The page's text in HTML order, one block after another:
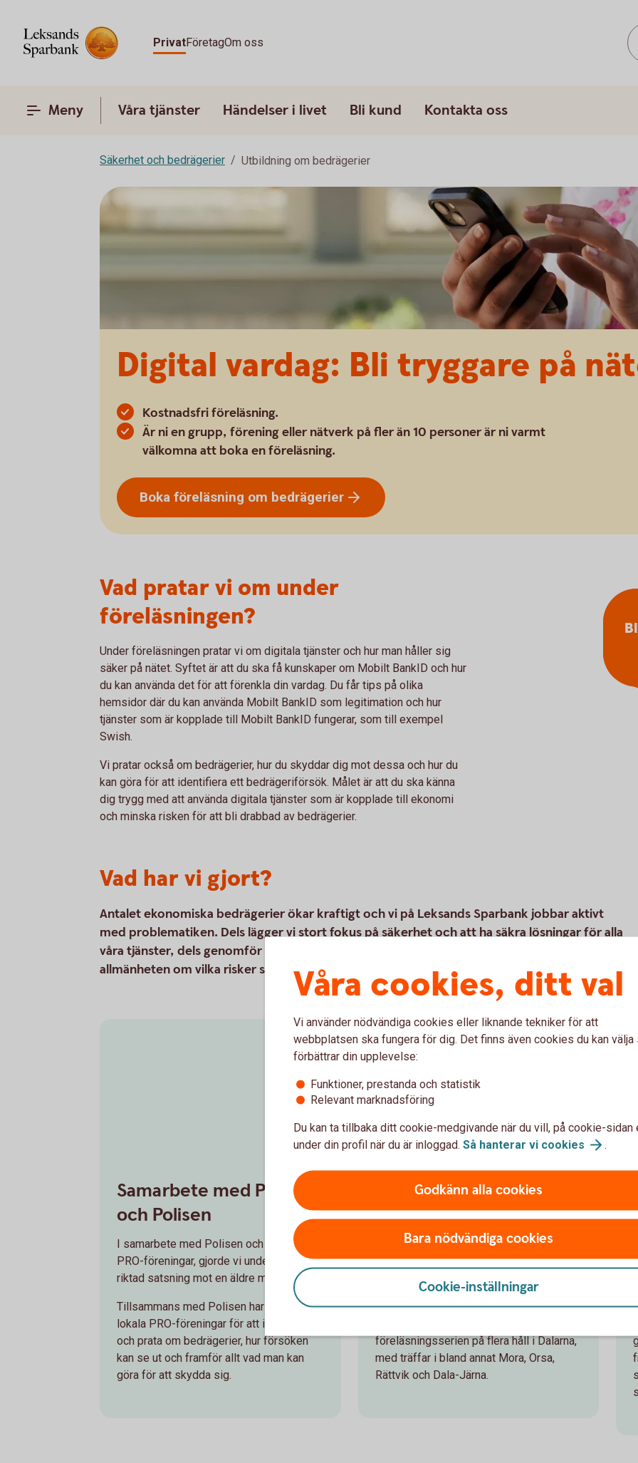
PrivatFöretagOm oss
Meny Våra tjänster Händelser i livet Bli kund Kontakta oss
Säkerhet och bedrägerier Utbildning om bedrägerier
Digital vardag: Bli tryggare på
Kostnadsfri föreläsning.
Är ni en grupp, förening eller nätverk på fler än 10 personer är ni varmt
välkomna att boka en föreläsning.
Boka föreläsning om bedrägerier
Vad pratar vi om under
föreläsningen?
Under föreläsningen pratar vi om digitala tjänster och hur man håller sig
säker på nätet. Syftet är att du ska få kunskaper om Mobilt BankID och hur
du kan använda det för att förenkla din vardag. Du får tips på olika
hemsidor där du kan använda Mobilt BankID som legitimation och hur
tjänster som är kopplade till Mobilt BankID fungerar, som till exempel
Swish.
Vi pratar också om bedrägerier, hur du skyddar dig mot dessa och hur du
kan göra för att identifiera ett bedrägeriförsök. Målet är att du ska känna
dig trygg med att använda digitala tjänster som är kopplade till ekonomi
och minska risken för att bli drabbad av bedrägerier.
Vad har vi gjort?
Antalet ekonomiska bedrägerier ökar kraftigt och vi på Leksands Sparbank jobbar aktivt
med problematiken. Dels lägger vi stort fokus på säkerhet och att ha säkra lösningar för alla
våra tjänster, dels genomför vi olika aktiviteter för att öka kunskap och medvetenhet hos
allmänheten om vilka risker som finns.
Samarbete med PRO
och Polisen
I samarbete med Polisen och lokala
PRO-föreningar, gjorde vi under 2023 en
riktad satsning mot en äldre målgrupp.
Tillsammans med Polisen har vi besökt
lokala PRO-föreningar för att informera
och prata om bedrägerier, hur försöken
kan se ut och framför allt vad man kan
göra för att skydda sig.
Fullsatta föreläsningar
runtom i Dalarna
Lindberghallen i Djurås och Visir Bio i
Leksand var fyllda till brädden när vi bjöd
in till öppna föreläsningar om
bedrägerier.
föreläsningsserien på flera håll i Dalarna,
med träffar i bland annat Mora, Orsa,
Rättvik och Dala-Järna.
Våra cookies, ditt val
Vi använder nödvändiga cookies eller liknande tekniker för att
webbplatsen ska fungera för dig. Det finns även cookies du kan välja
förbättrar din upplevelse:
Funktioner, prestanda och statistik
Relevant marknadsföring
Du kan ta tillbaka ditt cookie-medgivande när du vill, på cookie-sidan
under din profil när du är inloggad. Så hanterar vi cookies .
Godkänn alla cookies
Bara nödvändiga cookies
Cookie-inställningar